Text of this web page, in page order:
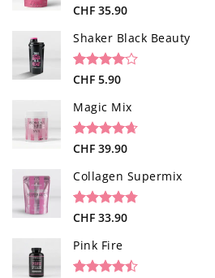
Noté4.85
sur
40
client
CHF 35.90
Shaker Black Beauty
Noté
5 basé
1
notation
client
CHF 5.90
Magic Mix
Noté4.65
sur
34
notations
client
CHF 39.90
Collagen Supermix
Noté4.73
sur
26
client
CHF 33.90
Pink Fire